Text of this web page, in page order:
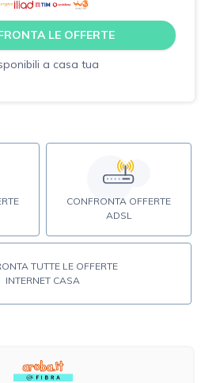
LE OFFERTE
a casa tua
CONFRONTA OFFERTE
ADSL
TUTTE LE OFFERTE
INTERNET CASA